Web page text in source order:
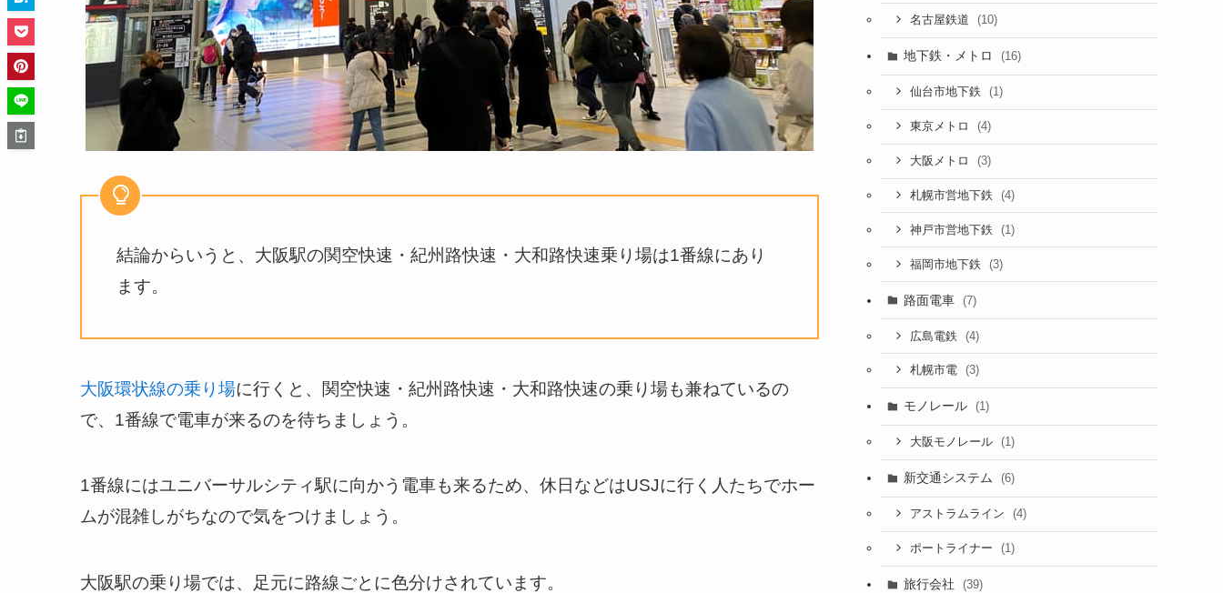
結論からいうと、大阪駅の関空快速・紀州路快速・大和路快速乗り場は1番線にあり
ます。
大阪環状線の乗り場に行くと、関空快速・紀州路快速・大和路快速の乗り場も兼ねているの
で、1番線で電車が来るのを待ちましょう。
1番線にはユニバーサルシティ駅に向かう電車も来るため、休日などはUSJに行く人たちでホー
ムが混雑しがちなので気をつけましょう。
大阪駅の乗り場では、足元に路線ごとに色分けされています。
名古屋鉄道 (10)
地下鉄・メトロ (16)
仙台市地下鉄 (1)
東京メトロ (4)
大阪メトロ (3)
札幌市営地下鉄 (4)
神戸市営地下鉄 (1)
福岡市地下鉄 (3)
路面電車 (7)
広島電鉄 (4)
札幌市電 (3)
モノレール (1)
大阪モノレール (1)
新交通システム (6)
アストラムライン (4)
ポートライナー (1)
旅行会社 (39)